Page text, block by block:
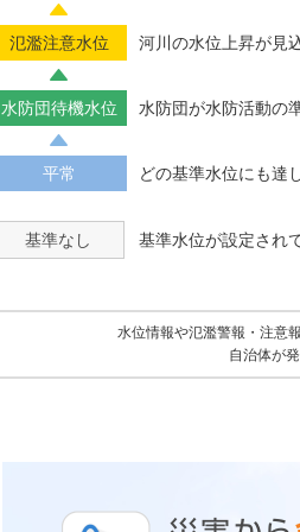
氾濫注意水位 河川の水位上昇が見
水防団待機水位 水防団が水防活動の
平常 どの基準水位にも達
基準なし 基準水位が設定され
水位情報や氾濫警報・注意
自治体が